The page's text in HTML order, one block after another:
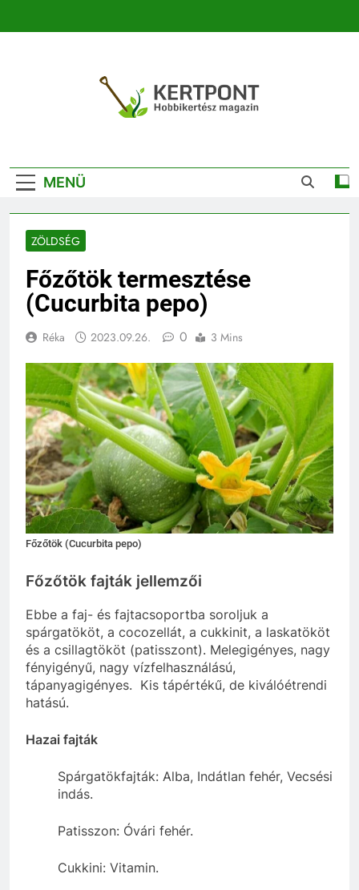
Kertészeti
Magazin |
Növényhatározó
MENÜ
ZÖLDSÉG
Főzőtök termesztése
(Cucurbita pepo)
Réka 2023.09.26. 0 3 Mins
Főzőtök (Cucurbita pepo)
Főzőtök fajták jellemzői
Ebbe a faj- és fajtacsoportba soroljuk a
spárgatököt, a cocozellát, a cukkinit, a laskatököt
és a csillagtököt (patisszont). Melegigényes, nagy
fényigényű, nagy vízfelhasználású,
tápanyagigényes. Kis tápértékű, de kiválóétrendi
hatású.
Hazai fajták
Spárgatökfajták: Alba, Indátlan fehér, Vecsési
indás.
Patisszon: Óvári fehér.
Cukkini: Vitamin.